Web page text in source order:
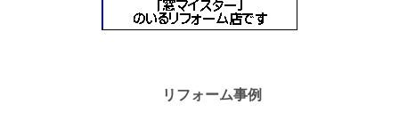
リフォーム事例